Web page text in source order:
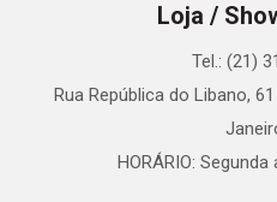
Loja /
Tel.: (21)
Rua República do Libano,
HORÁRIO: